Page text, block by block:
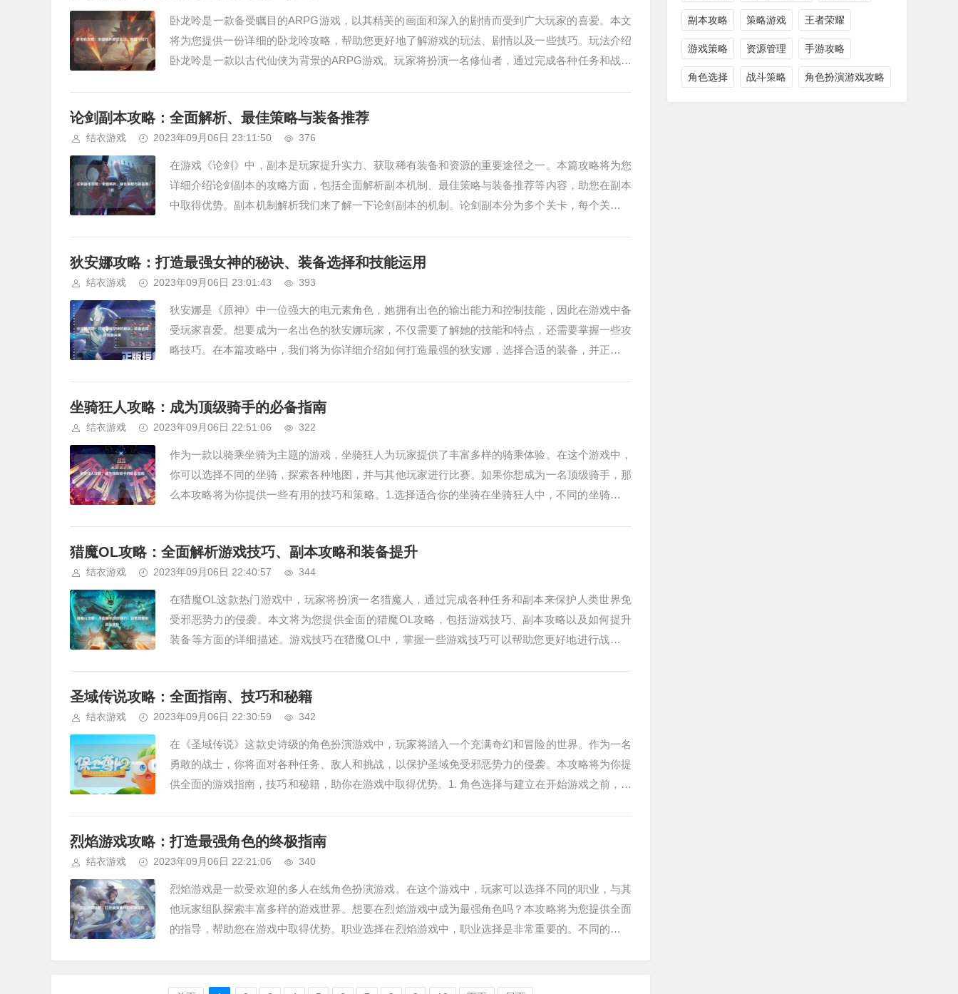
卧龙呤是一款备受瞩目的ARPG游戏，以其精美的画面和深入的剧情而受到广大玩家的喜爱。本文
将为您提供一份详细的卧龙呤攻略，帮助您更好地了解游戏的玩法、剧情以及一些技巧。玩法介绍
卧龙呤是一款以古代仙侠为背景的ARPG游戏。玩家将扮演一名修仙者，通过完成各种任务和战斗
论剑副本攻略：全面解析、最佳策略与装备推荐
结衣游戏 2023年09月06日 23:11:50 376
在游戏《论剑》中，副本是玩家提升实力、获取稀有装备和资源的重要途径之一。本篇攻略将为您
详细介绍论剑副本的攻略方面，包括全面解析副本机制、最佳策略与装备推荐等内容，助您在副本
中取得优势。副本机制解析我们来了解一下论剑副本的机制。论剑副本分为多个关卡，每个关卡都
狄安娜攻略：打造最强女神的秘诀、装备选择和技能运用
结衣游戏 2023年09月06日 23:01:43 393
狄安娜是《原神》中一位强大的电元素角色，她拥有出色的输出能力和控制技能，因此在游戏中备
受玩家喜爱。想要成为一名出色的狄安娜玩家，不仅需要了解她的技能和特点，还需要掌握一些攻
略技巧。在本篇攻略中，我们将为你详细介绍如何打造最强的狄安娜，选择合适的装备，并正确运
坐骑狂人攻略：成为顶级骑手的必备指南
结衣游戏 2023年09月06日 22:51:06 322
作为一款以骑乘坐骑为主题的游戏，坐骑狂人为玩家提供了丰富多样的骑乘体验。在这个游戏中，
你可以选择不同的坐骑，探索各种地图，并与其他玩家进行比赛。如果你想成为一名顶级骑手，那
么本攻略将为你提供一些有用的技巧和策略。1.选择适合你的坐骑在坐骑狂人中，不同的坐骑具有
猎魔OL攻略：全面解析游戏技巧、副本攻略和装备提升
结衣游戏 2023年09月06日 22:40:57 344
在猎魔OL这款热门游戏中，玩家将扮演一名猎魔人，通过完成各种任务和副本来保护人类世界免
受邪恶势力的侵袭。本文将为您提供全面的猎魔OL攻略，包括游戏技巧、副本攻略以及如何提升
装备等方面的详细描述。游戏技巧在猎魔OL中，掌握一些游戏技巧可以帮助您更好地进行战斗和
圣域传说攻略：全面指南、技巧和秘籍
结衣游戏 2023年09月06日 22:30:59 342
在《圣域传说》这款史诗级的角色扮演游戏中，玩家将踏入一个充满奇幻和冒险的世界。作为一名
勇敢的战士，你将面对各种任务、敌人和挑战，以保护圣域免受邪恶势力的侵袭。本攻略将为你提
供全面的游戏指南，技巧和秘籍，助你在游戏中取得优势。1. 角色选择与建立在开始游戏之前，你
烈焰游戏攻略：打造最强角色的终极指南
结衣游戏 2023年09月06日 22:21:06 340
烈焰游戏是一款受欢迎的多人在线角色扮演游戏。在这个游戏中，玩家可以选择不同的职业，与其
他玩家组队探索丰富多样的游戏世界。想要在烈焰游戏中成为最强角色吗？本攻略将为您提供全面
的指导，帮助您在游戏中取得优势。职业选择在烈焰游戏中，职业选择是非常重要的。不同的职业
副本攻略 策略游戏 王者荣耀
游戏策略 资源管理 手游攻略
角色选择 战斗策略 角色扮演游戏攻略